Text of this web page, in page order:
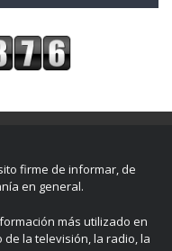
firme de informar, de
en general.
más utilizado en
la televisión, la radio, la